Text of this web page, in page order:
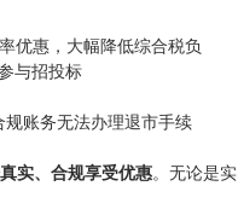
优惠，大幅降低综合税负
与招投标
规账务无法办理退市手续
实、合规享受优惠。无论是实